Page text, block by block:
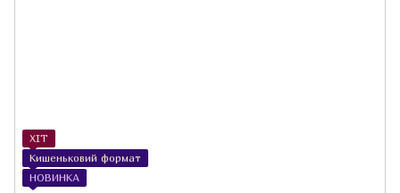
ХІТ
Кишеньковий формат
НОВИНКА